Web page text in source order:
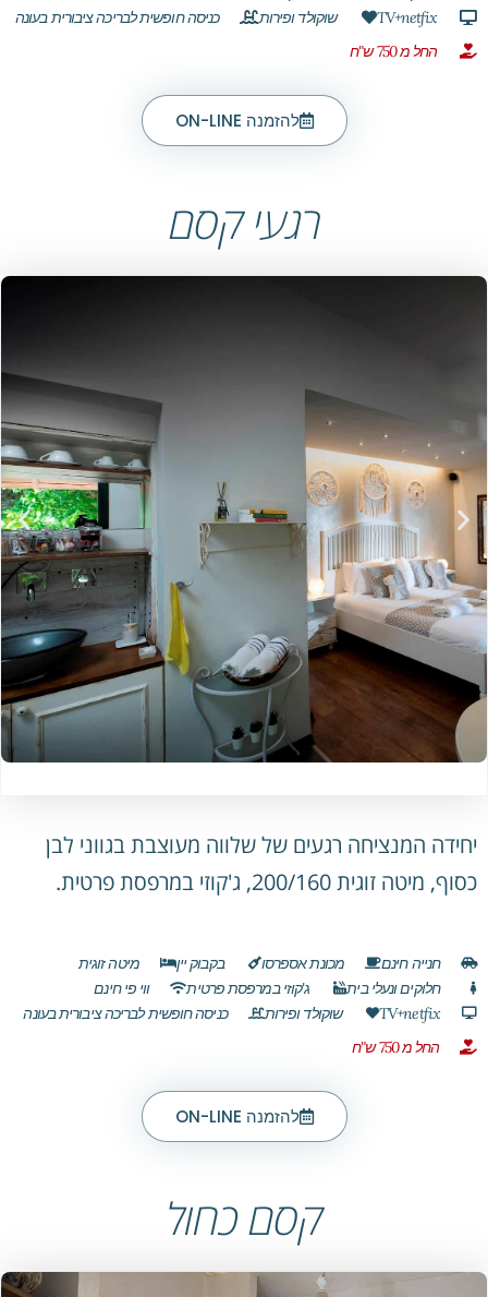
TV+netfix
שוקולד ופירות
כניסה חופשית לבריכה ציבורית בעונה
החל מ 750 ש"ח
להזמנה ON-LINE
רגעי קסם
יחידה המנציחה רגעים של שלווה מעוצבת בגווני לבן
כסוף, מיטה זוגית 200/160, ג'קוזי במרפסת פרטית.
חנייה חינם מכונת אספרסו בקבוק יין
מיטה זוגית
חלוקים ונעלי בית
ג'קוזי במרפסת פרטית
ווי פי חינם
TV+netfix
שוקולד ופירות
כניסה חופשית לבריכה ציבורית בעונה
החל מ 750 ש"ח
להזמנה ON-LINE
קסם כחול